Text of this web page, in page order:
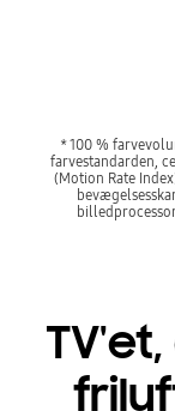
* 100 %
farvestandarden,
(Motion Rate